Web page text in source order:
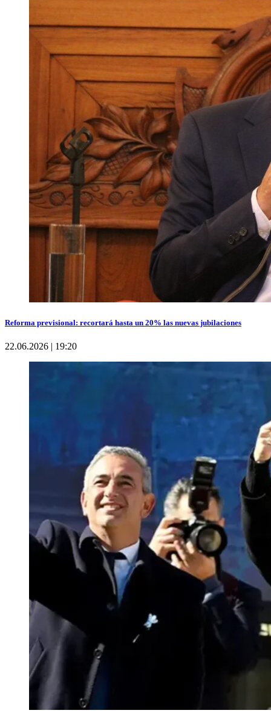
Reforma previsional: recortará hasta un 20% las nuevas jubilaciones
22.06.2026 | 19:20